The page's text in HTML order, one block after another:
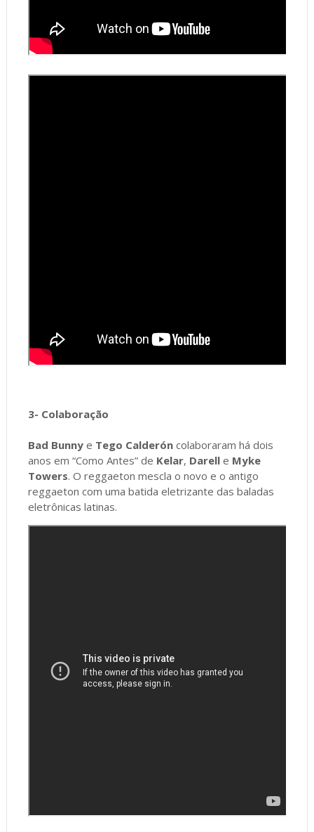
3- Colaboração
Bad Bunny e Tego Calderón colaboraram há dois
anos em “Como Antes” de Kelar, Darell e Myke
Towers. O reggaeton mescla o novo e o antigo
reggaeton com uma batida eletrizante das baladas
eletrônicas latinas.